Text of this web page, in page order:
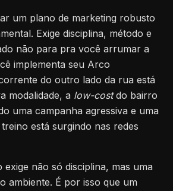
um plano de marketing robusto
Exige disciplina, método e
não para pra você arrumar a
implementa seu Arco
do outro lado da rua está
modalidade, a low-costdo bairro
uma campanha agressiva e uma
está surgindo nas redes
não só disciplina, mas uma
ambiente. É por isso que um